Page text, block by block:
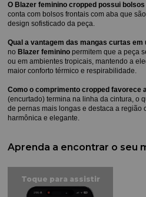
O Blazer feminino cropped possui
conta com bolsos frontais com aba que
design sofisticado da peça.
Qual a vantagem das mangas curtas em
no Blazer feminino permitem que a peça
ou em ambientes tropicais, mantendo a
maior conforto térmico e respirabilidade.
Como o comprimento cropped favorece
(encurtado) termina na linha da cintura, o
de pernas mais longas e destaca a região
harmônica e elegante.
Aprenda a encontrar o seu